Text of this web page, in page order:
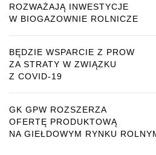
ROZWAŻAJĄ INWESTYCJE
W BIOGAZOWNIE ROLNICZE
BĘDZIE WSPARCIE Z PROW
ZA STRATY W ZWIĄZKU
Z COVID-19
GK GPW ROZSZERZA
OFERTĘ PRODUKTOWĄ
NA GIEŁDOWYM RYNKU